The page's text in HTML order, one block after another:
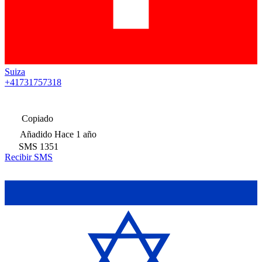
Suiza
+41731757318
Copiado
Añadido Hace 1 año
SMS 1351
Recibir SMS